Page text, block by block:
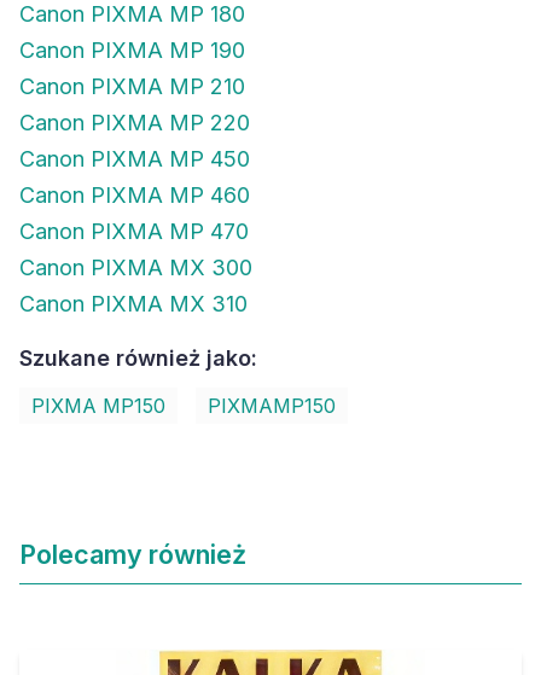
Canon PIXMA MP 180
Canon PIXMA MP 190
Canon PIXMA MP 210
Canon PIXMA MP 220
Canon PIXMA MP 450
Canon PIXMA MP 460
Canon PIXMA MP 470
Canon PIXMA MX 300
Canon PIXMA MX 310
Szukane również jako:
PIXMA MP150 PIXMAMP150
Polecamy również